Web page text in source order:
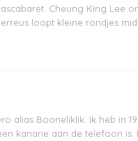
Cheung King Lee
loopt kleine rondjes
alias Booneliklik. Ik heb in
kanarie aan de telefoon